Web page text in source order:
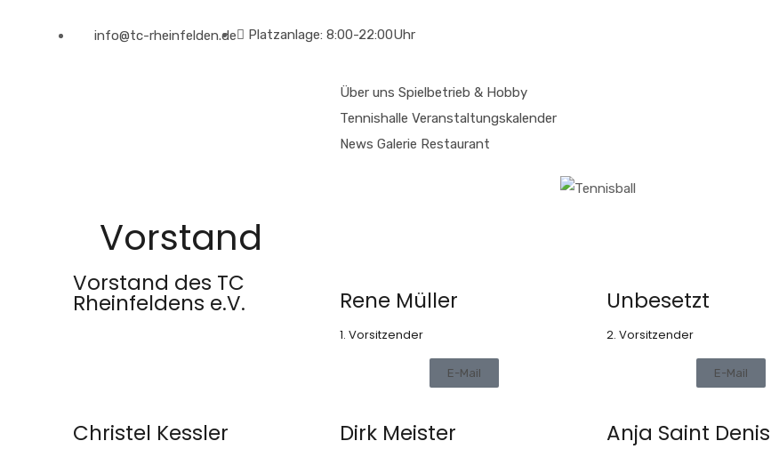
info@tc-rheinfelden.de Platzanlage: 8:00-22:00Uhr
Über uns Spielbetrieb & Hobby
Tennishalle Veranstaltungskalender
News Galerie Restaurant
Vorstand
Vorstand des TC
Rheinfeldens e.V. Rene Müller
1. Vorsitzender
E-Mail
Unbesetzt
2. Vorsitzender
E-Mail
Christel Kessler Dirk Meister Anja Saint Denis